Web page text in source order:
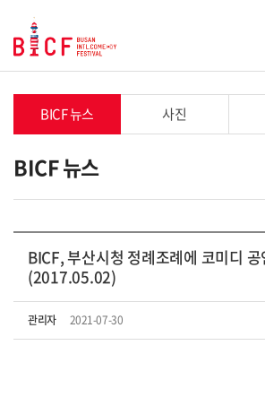
BICF 뉴스 사진
BICF 뉴스
BICF, 부산시청 정례조례에 코미디 공
(2017.05.02)
관리자 2021-07-30